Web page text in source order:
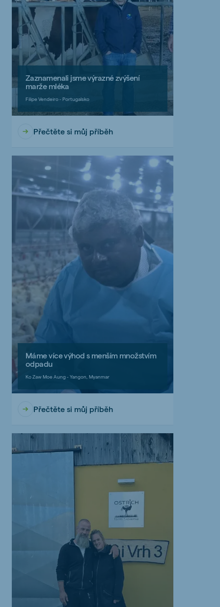
Zaznamenali jsme výrazné zvýšení
marže mléka
Filipe Vendeiro - Portugalsko
Přečtěte si můj příběh
Máme více výhod s menším množstvím
odpadu
Ko Zaw Moe Aung - Yangon, Myanmar
Přečtěte si můj příběh